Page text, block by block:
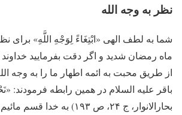
نظر به وجه الله
شما به لطف الهی «ابْتِغَاءً لِوَجْهِ اللَّهِ» برای
ماه رمضان شدید و اگر دقت بفرمایید
از طریق محبت به ائمه اطهار ما را به وجه
باقر علیه السلام در همین رابطه فرمودند:
بحارالانوار، ج ۲۴، ص ۱۹۳) به